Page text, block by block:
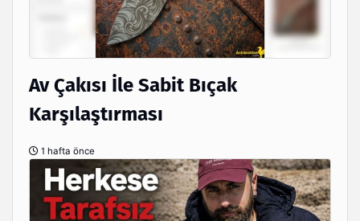
Av Çakısı İle Sabit Bıçak
Karşılaştırması
1 hafta önce